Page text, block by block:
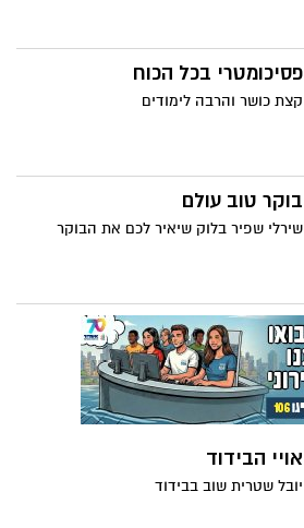
פסיכומטרי בכל הכוח
קצת כושר והרבה לימודים
בוקר טוב עולם
שירלי שפיר בלוק שיאיר לכם את הבוקר
אויי הבידוד
יובל שטרית שוב בבידוד